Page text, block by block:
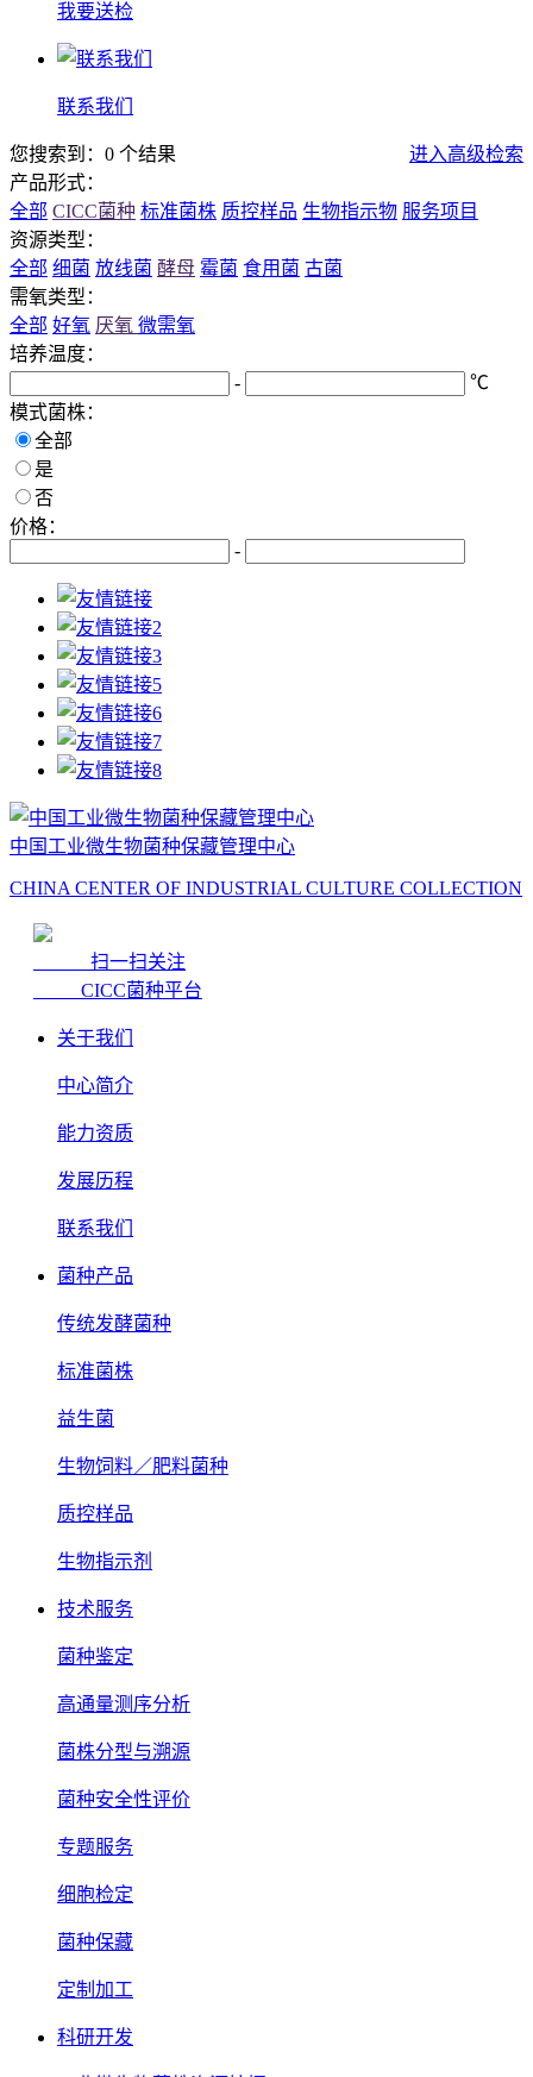
我要送检
联系我们
您搜索到：0 个结果
进入高级检索
产品形式：
全部 CICC菌种 标准菌株 质控样品 生物指示物 服务项目
资源类型：
全部 细菌 放线菌 酵母 霉菌 食用菌 古菌
需氧类型：
全部 好氧 厌氧 微需氧
培养温度：
-
℃
模式菌株：
全部
是
否
价格：
-
中国工业微生物菌种保藏管理中心
CHINA CENTER OF INDUSTRIAL CULTURE COLLECTION
扫一扫关注
CICC菌种平台
关于我们
中心简介
能力资质
发展历程
联系我们
菌种产品
传统发酵菌种
标准菌株
益生菌
生物饲料／肥料菌种
质控样品
生物指示剂
技术服务
菌种鉴定
高通量测序分析
菌株分型与溯源
菌种安全性评价
专题服务
细胞检定
菌种保藏
定制加工
科研开发